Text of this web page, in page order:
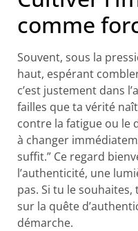
comme
Souvent, sous la
haut, espérant
c’est justement dans
failles que ta vérité
contre la fatigue ou le
à changer
suffit.” Ce regard
l’authenticité, une
pas. Si tu le
sur la quête
démarche.